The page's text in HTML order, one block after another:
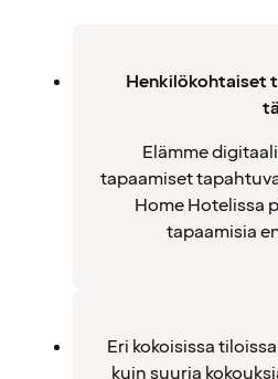
Henkilökohtaiset
Elämme
tapaamiset
Home Hotelissa
tapaamisia
Eri kokoisissa
kuin suuria